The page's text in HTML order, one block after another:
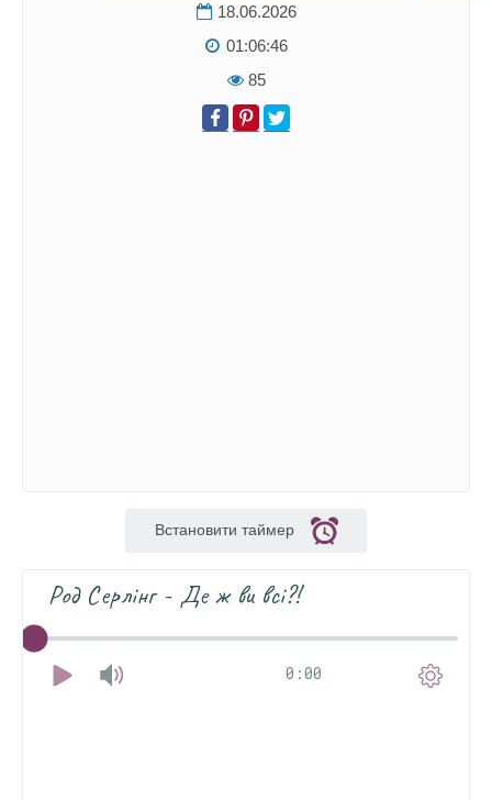
18.06.2026
01:06:46
85
Встановити таймер
Род Серлінг - Де ж ви всі?!
0:00